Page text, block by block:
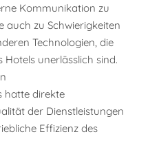
Kommunikation zu
auch zu Schwierigkeiten
Technologien, die
unerlässlich sind.
hatte direkte
der Dienstleistungen
Effizienz des